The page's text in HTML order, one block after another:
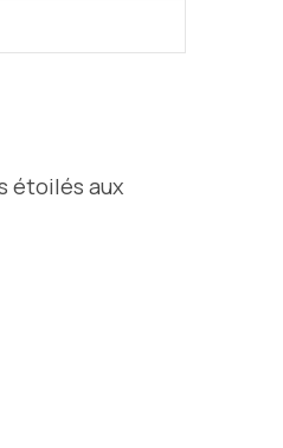
étoilés aux